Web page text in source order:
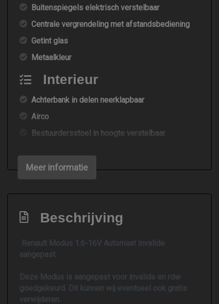
Buitenspiegels elektrisch verstelbaar
Centrale vergrendeling met afstandsbediening
Getint glas
Metaalkleur
Interieur
Achterbank in delen neerklapbaar
Airco
Bestuurdersstoel in hoogte verstelbaar
Stuurbekrachtiging
Bestuurdersairbag
Elektronische remkrachtverdeling
Passagiersairbag
Zij airbag(s) voor
Meer informatie
Beschrijving
Renault Modus 1.6-16V Automaat Invalide
aangepast
Deze Modus is aangepast voor invalide en rdw
goedgekeurd. Dit kunnen wij eventueel ook gratis
verwijderen.